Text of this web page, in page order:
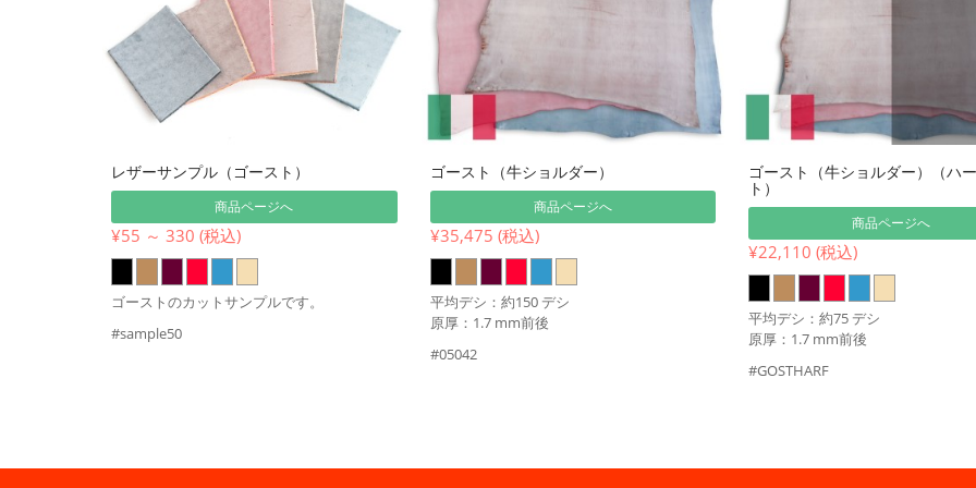
レザーサンプル（ゴースト）
商品ページへ
¥55 ～ 330 (税込)
ゴーストのカットサンプルです。
#sample50
ゴースト（牛ショルダー）
商品ページへ
¥35,475 (税込)
平均デシ：約150 デシ
原厚：1.7 mm前後
#05042
ゴースト（牛ショルダー）（ハ
ト）
商品ページへ
¥22,110 (税込)
平均デシ：約75 デシ
原厚：1.7 mm前後
#GOSTHARF